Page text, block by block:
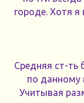
городе. Хотя я
Средняя ст-ть
по данному
Учитывая